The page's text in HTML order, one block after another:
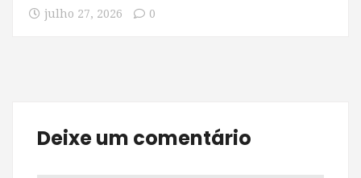
julho 27, 2026 0
Deixe um comentário